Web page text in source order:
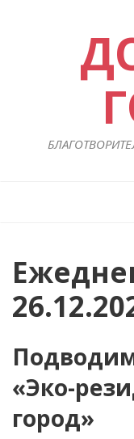
«Эко-
город»